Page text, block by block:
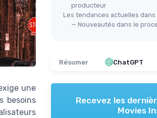
une
besoins
producteur
Les tendances actuelles dans
— Nouveautés dans le
Résumer ChatGPT
Recevez les
Movies